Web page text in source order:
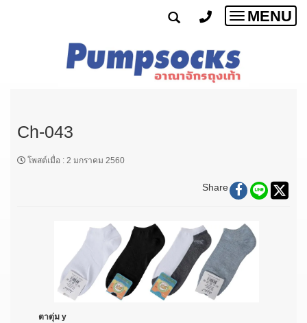
Toggle
MENU
Ch-043
โพสต์เมื่อ : 2 มกราคม 2560
Share
ตาตุ่ม y